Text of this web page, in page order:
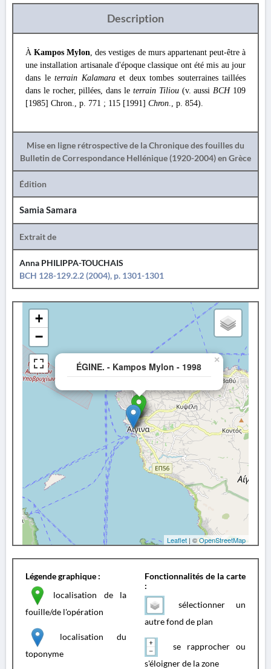
Description
ÀKampos Mylon, des vestiges de murs appartenant peut-être à
une installation artisanale d'époque classique ont été mis au jour
dans le terrain Kalamaraet deux tombes souterraines taillées
dans le rocher, pillées, dans le terrain Tiliou(v. aussiBCH109
[1985] Chron., p. 771 ; 115 [1991] Chron., p. 854).
Mise en ligne rétrospective de la Chronique des fouilles du
Bulletin de Correspondance Hellénique (1920-2004) en Grèce
Édition
Samia Samara
Extrait de
Anna PHILIPPA-TOUCHAIS
BCH 128-129.2.2 (2004), p. 1301-1301
ÉGINE. - Kampos Mylon - 1998
×
+
−
Leaflet | ©OpenStreetMap
Légende graphique :
localisation de la
fouille/de l'opération
localisation du
toponyme
Fonctionnalités de la carte
:
sélectionner un
autre fond de plan
se rapprocher ou
s'éloigner de la zone